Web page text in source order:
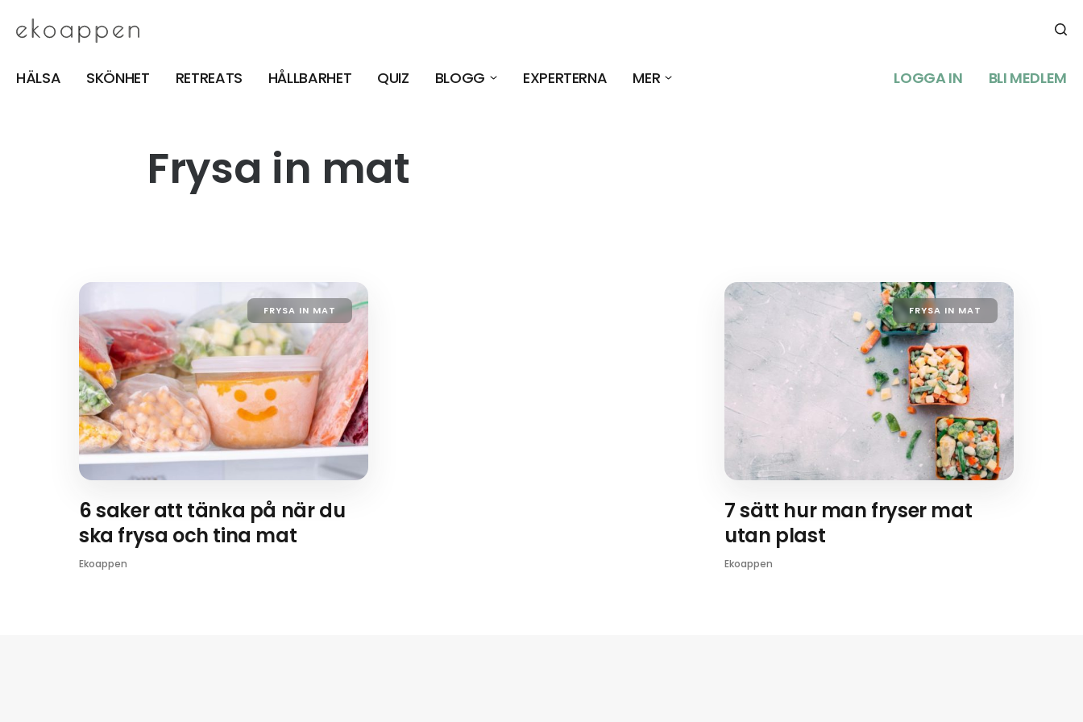
HÄLSA SKÖNHET RETREATS HÅLLBARHET QUIZ BLOGG EXPERTERNA MER LOGGA IN BLI MEDLEM
Frysa in mat
FRYSA IN MAT
6 saker att tänka på när du
ska frysa och tina mat
Ekoappen
FRYSA IN MAT
7 sätt hur man fryser mat
utan plast
Ekoappen